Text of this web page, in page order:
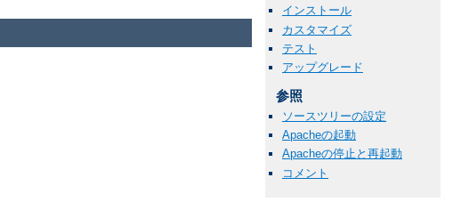
インストール
カスタマイズ
テスト
アップグレード
参照
ソースツリーの設定
Apacheの起動
Apacheの停止と再起動
コメント